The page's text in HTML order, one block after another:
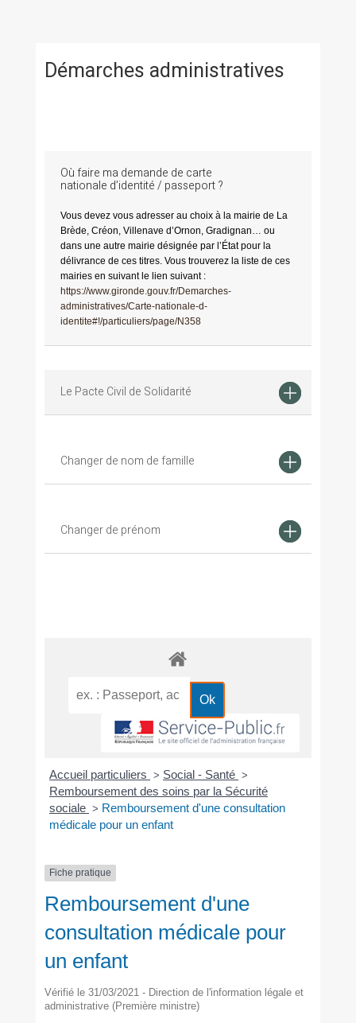
Démarches administratives
Où faire ma demande de carte
nationale d’identité / passeport ?
Vous devez vous adresser au choix à la mairie de La
Brède, Créon, Villenave d’Ornon, Gradignan… ou
dans une autre mairie désignée par l’État pour la
délivrance de ces titres. Vous trouverez la liste de ces
mairies en suivant le lien suivant :
https://www.gironde.gouv.fr/Demarches-
administratives/Carte-nationale-d-
identite#!/particuliers/page/N358
Le Pacte Civil de Solidarité
Changer de nom de famille
Changer de prénom
Accueil particuliers > Social - Santé >
Remboursement des soins par la Sécurité
sociale > Remboursement d'une consultation
médicale pour un enfant
Fiche pratique
Remboursement d'une
consultation médicale pour
un enfant
Vérifié le 31/03/2021 - Direction de l'information légale et
administrative (Première ministre)